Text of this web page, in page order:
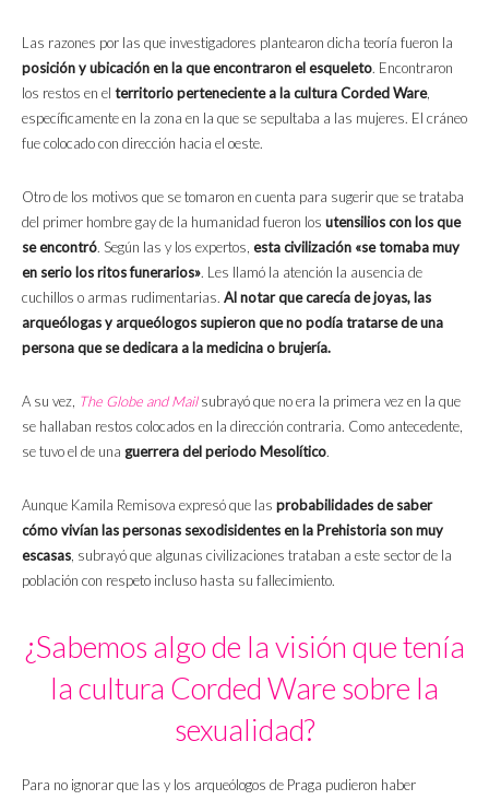
Las razones por las que investigadores plantearon dicha teoría fueron la
posición y ubicación en la que encontraron el esqueleto. Encontraron
los restos en el territorio perteneciente a la culturaCorded Ware,
específicamente en la zona en la que se sepultaba a las mujeres. El cráneo
fue colocado con dirección hacia el oeste.
Otro de los motivos que se tomaron en cuenta para sugerir que se trataba
del primer hombre gay de la humanidad fueron los utensilios con los que
se encontró. Según las y los expertos, esta civilización «se tomaba muy
en serio los ritos funerarios». Les llamó la atención la ausencia de
cuchillos o armas rudimentarias. Al notar que carecía de joyas, las
arqueólogas y arqueólogos supieron que no podía tratarse de una
persona que se dedicara a la medicina o brujería.
A su vez, The Globe and Mailsubrayó que no era la primera vez en la que
se hallaban restos colocados en la dirección contraria. Como antecedente,
se tuvo el de una guerrera del periodo Mesolítico.
Aunque Kamila Remisova expresó que las probabilidades de saber
cómo vivían las personas sexodisidentes en la Prehistoria son muy
escasas, subrayó que algunas civilizaciones trataban a este sector de la
población con respeto incluso hasta su fallecimiento.
¿Sabemos algo de la visión que tenía
la cultura Corded Ware sobre la
sexualidad?
Para no ignorar que las y los arqueólogos de Praga pudieron haber